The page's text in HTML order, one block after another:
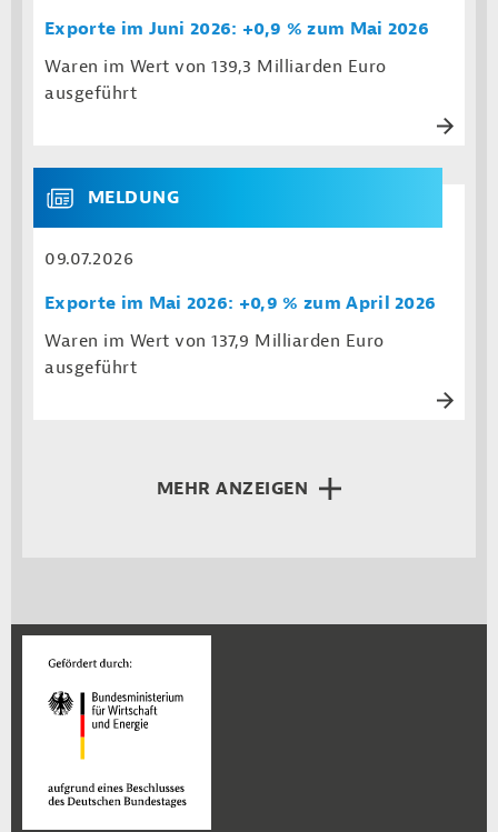
Exporte im Juni 2026: +0,9 % zum Mai 2026
Waren im Wert von 139,3 Milliarden Euro
ausgeführt
MELDUNG
09.07.2026
Exporte im Mai 2026: +0,9 % zum April 2026
Waren im Wert von 137,9 Milliarden Euro
ausgeführt
MEHR ANZEIGEN